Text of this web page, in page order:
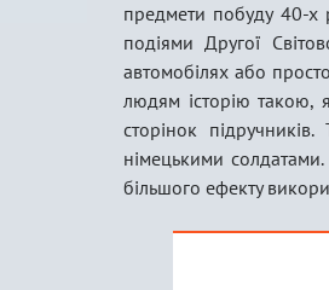
предмети побуду 40-х
подіями Другої
автомобілях або
людям історію такою,
сторінок
німецькими
більшого ефекту